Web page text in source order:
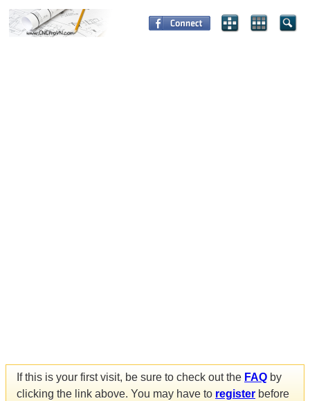
If this is your first visit, be sure to check out the FAQ by
clicking the link above. You may have to register before